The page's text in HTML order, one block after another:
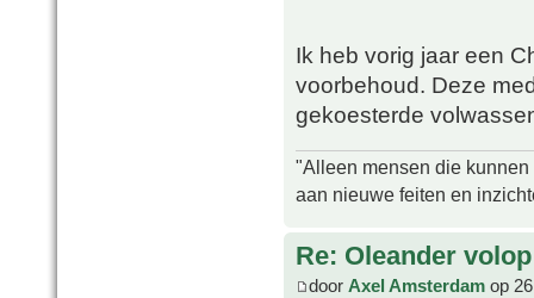
Ik heb vorig jaar een
voorbehoud. Deze
gekoesterde
"Alleen mensen die
aan nieuwe feiten en
Re: Oleander
door Axel Amsterdam op